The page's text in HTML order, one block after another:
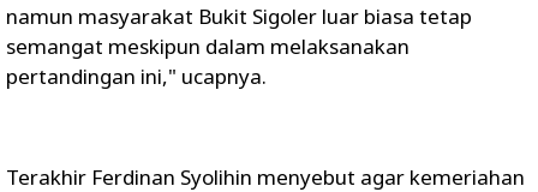
namun masyarakat Bukit Sigoler luar biasa tetap
semangat meskipun dalam melaksanakan
pertandingan ini," ucapnya.
Terakhir Ferdinan Syolihin menyebut agar kemeriahan